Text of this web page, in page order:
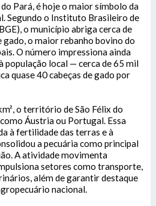
Pará, é hoje o maior símbolo da
Segundo o Instituto Brasileiro de
o município abriga cerca de
gado, o maior rebanho bovino do
O número impressiona ainda
população local — cerca de 65 mil
quase 40 cabeças de gado por
o território de São Félix do
Áustria ou Portugal. Essa
à fertilidade das terras e à
a pecuária como principal
A atividade movimenta
setores como transporte,
além de garantir destaque
nacional.